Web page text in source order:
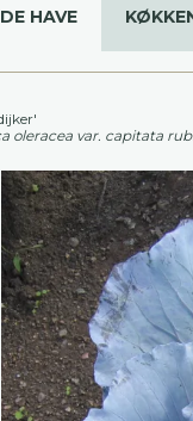
HAVE
oleracea var. capitata